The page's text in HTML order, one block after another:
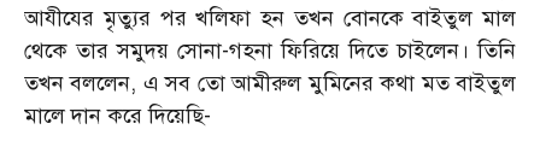
আযীযের মৃত্যুর পর খলিফা হন তখন বোনকে বাইতুল মাল
থেকে তার সমুদয় সোনা-গহনা ফিরিয়ে দিতে চাইলেন। তিনি
তখন বললেন, এ সব তো আমীরুল মুমিনের কথা মত বাইতুল
মালে দান করে দিয়েছি-